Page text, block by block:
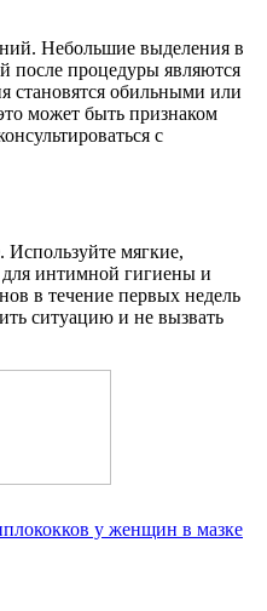
Небольшие выделения в
после процедуры являются
становятся обильными или
может быть признаком
с
Используйте мягкие,
для интимной гигиены и
в течение первых недель
ситуацию и не вызвать
у женщин в мазке